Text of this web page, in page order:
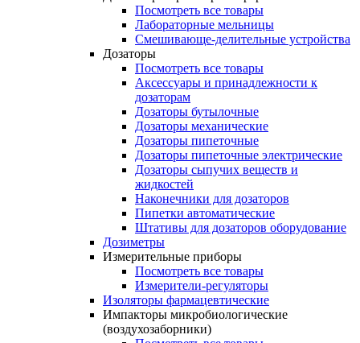
Посмотреть все товары
Лабораторные мельницы
Смешивающе-делительные устройства
Дозаторы
Посмотреть все товары
Аксессуары и принадлежности к
дозаторам
Дозаторы бутылочные
Дозаторы механические
Дозаторы пипеточные
Дозаторы пипеточные электрические
Дозаторы сыпучих веществ и
жидкостей
Наконечники для дозаторов
Пипетки автоматические
Штативы для дозаторов оборудование
Дозиметры
Измерительные приборы
Посмотреть все товары
Измерители-регуляторы
Изоляторы фармацевтические
Импакторы микробиологические
(воздухозаборники)